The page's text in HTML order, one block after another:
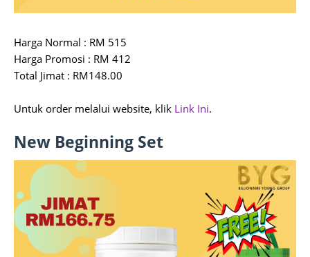
Harga Normal : RM 515
Harga Promosi : RM 412
Total Jimat : RM148.00
Untuk order melalui website, klik Link Ini.
New Beginning Set